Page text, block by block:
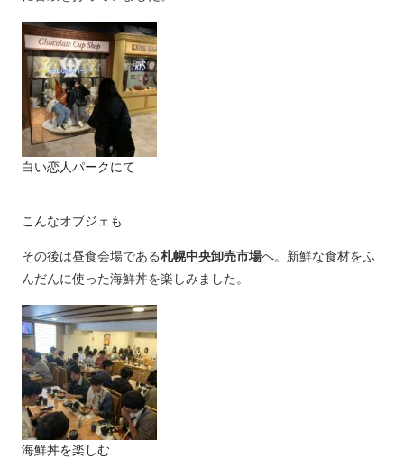
白い恋人パークにて
こんなオブジェも
その後は昼食会場である札幌中央卸売市場へ。新鮮な食材をふ
んだんに使った海鮮丼を楽しみました。
海鮮丼を楽しむ